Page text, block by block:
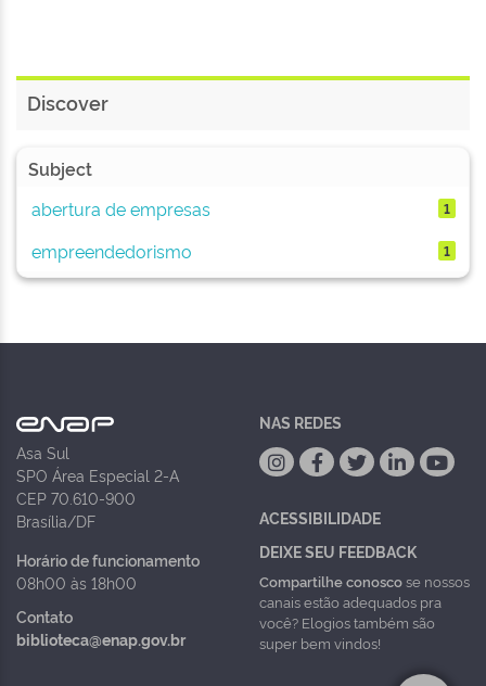
Discover
Subject
abertura de empresas
1
empreendedorismo 1
Asa Sul
SPO Área Especial 2-A
CEP 70.610-900
Brasília/DF
Horário de funcionamento
08h00 às 18h00
Contato
biblioteca@enap.gov.br
NAS REDES
ACESSIBILIDADE
DEIXE SEU FEEDBACK
Compartilhe conoscose nossos
canais estão adequados pra
você? Elogios também são
super bem vindos!